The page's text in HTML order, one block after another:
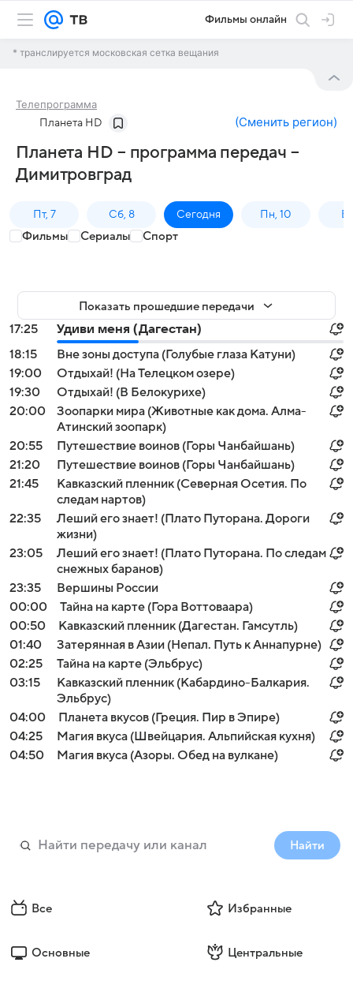
Фильмы онлайн
* транслируется московская сетка вещания
Телепрограмма
Планета HD (Сменить регион)
Планета HD – программа передач –
Димитровград
Пт, 7 Сб, 8 Сегодня Пн, 10
Фильмы Сериалы Спорт
Показать прошедшие передачи
17:25
Удиви меня (Дагестан)
18:15
Вне зоны доступа (Голубые глаза Катуни)
19:00
Отдыхай! (На Телецком озере)
19:30
Отдыхай! (В Белокурихе)
20:00
Зоопарки мира (Животные как дома. Алма-
Атинский зоопарк)
20:55
Путешествие воинов (Горы Чанбайшань)
21:20
Путешествие воинов (Горы Чанбайшань)
21:45
Кавказский пленник (Северная Осетия. По
следам нартов)
22:35
Леший его знает! (Плато Путорана. Дороги
жизни)
23:05
Леший его знает! (Плато Путорана. По следам
снежных баранов)
23:35
Вершины России
00:00
Тайна на карте (Гора Воттоваара)
00:50
Кавказский пленник (Дагестан. Гамсутль)
01:40
Затерянная в Азии (Непал. Путь к Аннапурне)
02:25
Тайна на карте (Эльбрус)
03:15
Кавказский пленник (Кабардино-Балкария.
Эльбрус)
04:00
Планета вкусов (Греция. Пир в Эпире)
04:25
Магия вкуса (Швейцария. Альпийская кухня)
04:50
Магия вкуса (Азоры. Обед на вулкане)
Найти
Все Избранные
Основные Центральные